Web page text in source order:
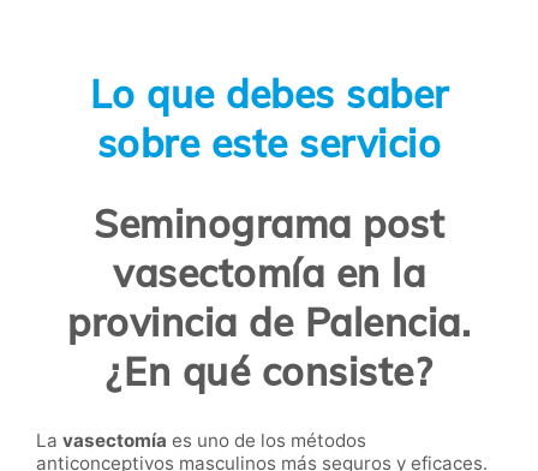
Lo que debes saber
sobre este servicio
Seminograma post
vasectomía en la
provincia de Palencia.
¿En qué consiste?
La vasectomía es uno de los métodos
anticonceptivos masculinos más seguros y eficaces.